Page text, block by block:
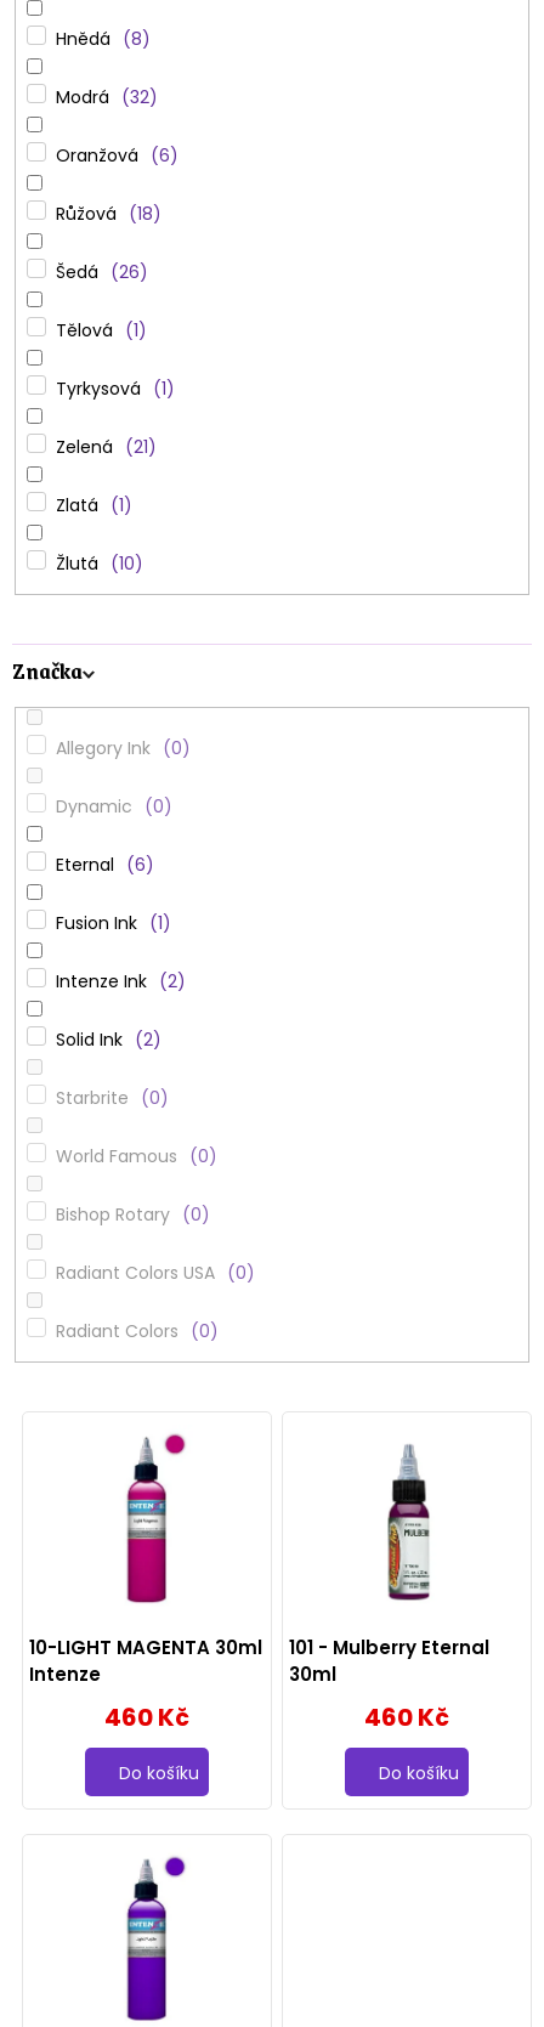
Hnědá 8
Modrá 32
Oranžová 6
Růžová 18
Šedá 26
Tělová 1
Tyrkysová 1
Zelená 21
Zlatá 1
Žlutá 10
Značka
Allegory Ink 0
Dynamic 0
Eternal 6
Fusion Ink 1
Intenze Ink 2
Solid Ink 2
Starbrite 0
World Famous 0
Bishop Rotary 0
Radiant Colors USA 0
Radiant Colors 0
V
u
k
10-LIGHT MAGENTA 30ml
Intenze
460 Kč
Do košíku
101 - Mulberry Eternal
30ml
460 Kč
Do košíku